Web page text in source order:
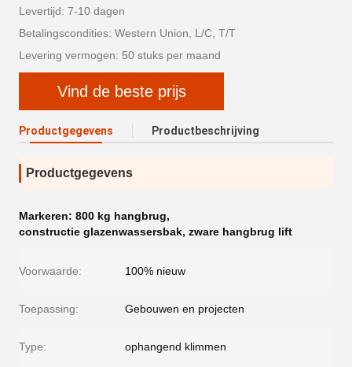
Levertijd: 7-10 dagen
Betalingscondities: Western Union, L/C, T/T
Levering vermogen: 50 stuks per maand
Vind de beste prijs
Productgegevens Productbeschrijving
Productgegevens
Markeren: 800 kg hangbrug,
constructie glazenwassersbak, zware hangbrug lift
Voorwaarde: 100% nieuw
Toepassing: Gebouwen en projecten
Type: ophangend klimmen